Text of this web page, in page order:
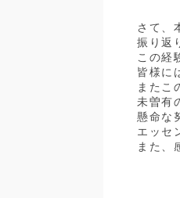
さて、
振り返
この経
皆様に
またこ
未曽有
懸命な
エッセ
また、